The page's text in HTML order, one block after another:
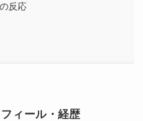
反応
ィール・経歴